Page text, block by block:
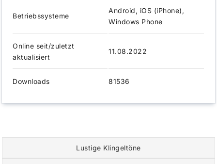
Betriebssysteme
Android, iOS (iPhone),
Windows Phone
Online seit/zuletzt
aktualisiert
11.08.2022
Downloads 81536
Lustige Klingeltöne